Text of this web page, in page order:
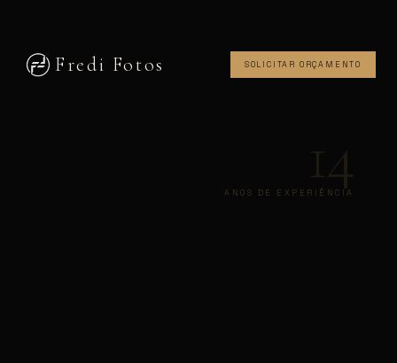
Fredi Fotos SOLICITAR ORÇAMENTO
14
ANOS DE EXPERIÊNCIA